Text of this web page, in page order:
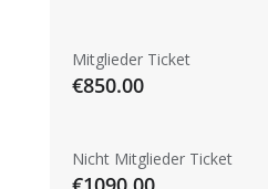
Mitglieder Ticket
€850.00
Nicht Mitglieder Ticket